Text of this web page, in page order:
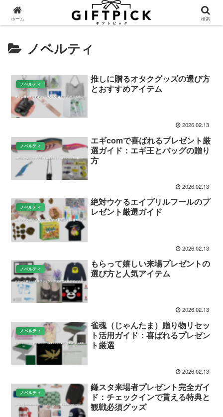
ノベルティ
ノベルティ
推しに贈るオタクグッズの選び方
とおすすめアイテム
2026.02.13
ノベルティ
エギcomで喜ばれるプレゼント厳
選ガイド：エギ王とバッグの贈り
方
2026.02.13
ノベルティ
絶対ウケるエイプリルフールのプ
レゼント厳選ガイド
2026.02.13
ノベルティ
もらって嬉しい来場プレゼントの
選び方と人気アイテム
2026.02.13
ノベルティ
雀魂（じゃんたま）贈り物リセッ
ト活用ガイド：喜ばれるプレゼン
ト厳選
2026.02.13
ノベルティ
鎌スタ来場者プレゼント完全ガイ
ド：チェックインで貰える特典と
観戦必須グッズ
ホーム 検索